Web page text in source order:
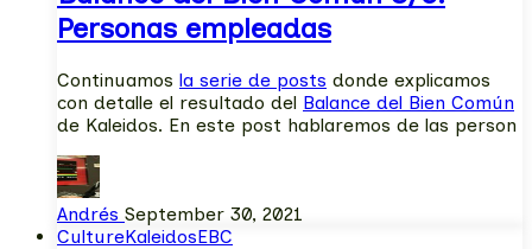
Personas empleadas
Continuamos la serie de posts donde explicamos
con detalle el resultado del Balance del Bien Común
de Kaleidos. En este post hablaremos de las person
Andrés September 30, 2021
CultureKaleidosEBC